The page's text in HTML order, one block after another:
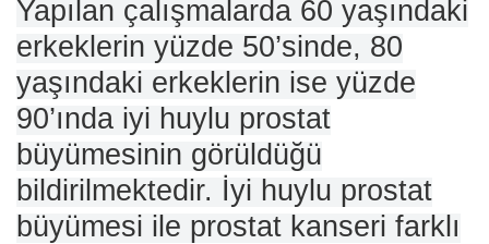
Yapılan çalışmalarda 60 yaşındaki
erkeklerin yüzde 50’sinde, 80
yaşındaki erkeklerin ise yüzde
90’ında iyi huylu prostat
büyümesinin görüldüğü
bildirilmektedir. İyi huylu prostat
büyümesi ile prostat kanseri farklı